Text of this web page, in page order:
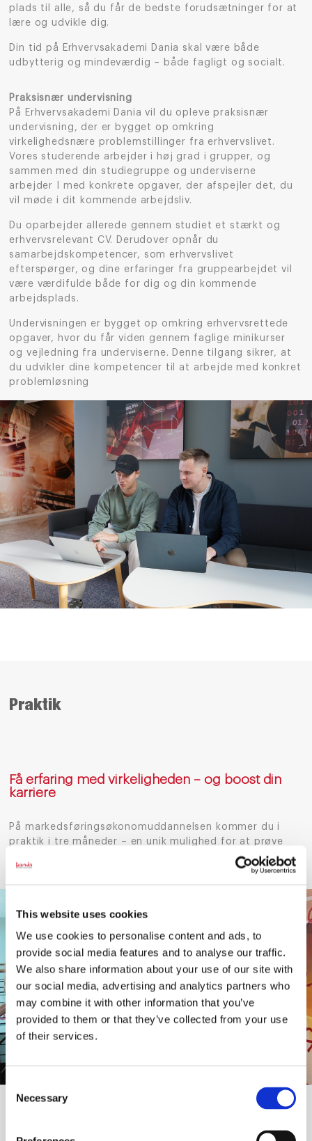
This website uses cookies
We use cookies to personalise content and ads, to
provide social media features and to analyse our traffic.
We also share information about your use of our site with
our social media, advertising and analytics partners who
may combine it with other information that you’ve
provided to them or that they’ve collected from your use
of their services.
Consent
Selection
Necessary
plads til alle, så du får de bedste forudsætninger for at
lære og udvikle dig.
Din tid på Erhvervsakademi Dania skal være både
udbytterig og mindeværdig – både fagligt og socialt.
Praksisnær undervisning
På Erhvervsakademi Dania vil du opleve praksisnær
undervisning, der er bygget op omkring
virkelighedsnære problemstillinger fra erhvervslivet.
Vores studerende arbejder i høj grad i grupper, og
sammen med din studiegruppe og underviserne
arbejder I med konkrete opgaver, der afspejler det, du
vil møde i dit kommende arbejdsliv.
Du oparbejder allerede gennem studiet et stærkt og
erhvervsrelevant CV. Derudover opnår du
samarbejdskompetencer, som erhvervslivet
efterspørger, og dine erfaringer fra gruppearbejdet vil
være værdifulde både for dig og din kommende
arbejdsplads.
Undervisningen er bygget op omkring erhvervsrettede
opgaver, hvor du får viden gennem faglige minikurser
og vejledning fra underviserne. Denne tilgang sikrer, at
du udvikler dine kompetencer til at arbejde med konkret
problemløsning
Praktik
Få erfaring med virkeligheden – og boost din
karriere
På markedsføringsøkonomuddannelsen kommer du i
praktik i tre måneder – en unik mulighed for at prøve
kræfter med den virkelige verden og få indsigt i,
hvordan din fremtidige karriere kan se ud.
Her får du hands-on erfaring med marketing,
visuel content og videomarkedsføring, alt efter hvor du